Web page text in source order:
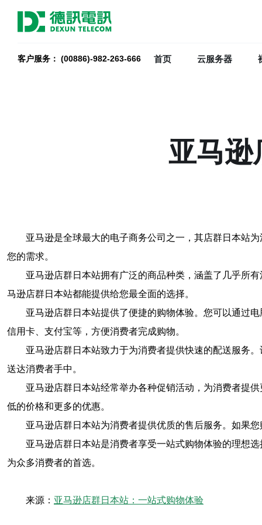
客户服务： (00886)-982-263-666 首页 云服务器
亚马逊
亚马逊是全球最大的电子商务公司之一，其店群日本站
您的需求。
亚马逊店群日本站拥有广泛的商品种类，涵盖了几乎所
马逊店群日本站都能提供给您最全面的选择。
亚马逊店群日本站提供了便捷的购物体验。您可以通过
信用卡、支付宝等，方便消费者完成购物。
亚马逊店群日本站致力于为消费者提供快速的配送服务
送达消费者手中。
亚马逊店群日本站经常举办各种促销活动，为消费者提
低的价格和更多的优惠。
亚马逊店群日本站为消费者提供优质的售后服务。如果
亚马逊店群日本站是消费者享受一站式购物体验的理想
为众多消费者的首选。
来源： 亚马逊店群日本站：一站式购物体验